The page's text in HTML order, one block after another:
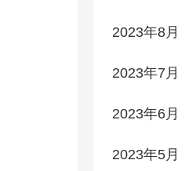
2023年8月
2023年7月
2023年6月
2023年5月